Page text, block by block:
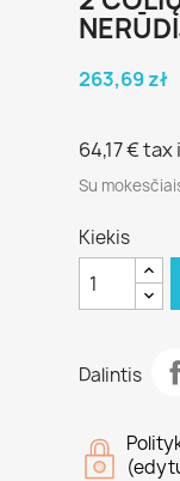
263,69 zł
64,17 €tax
Su
Kiekis
Dalintis